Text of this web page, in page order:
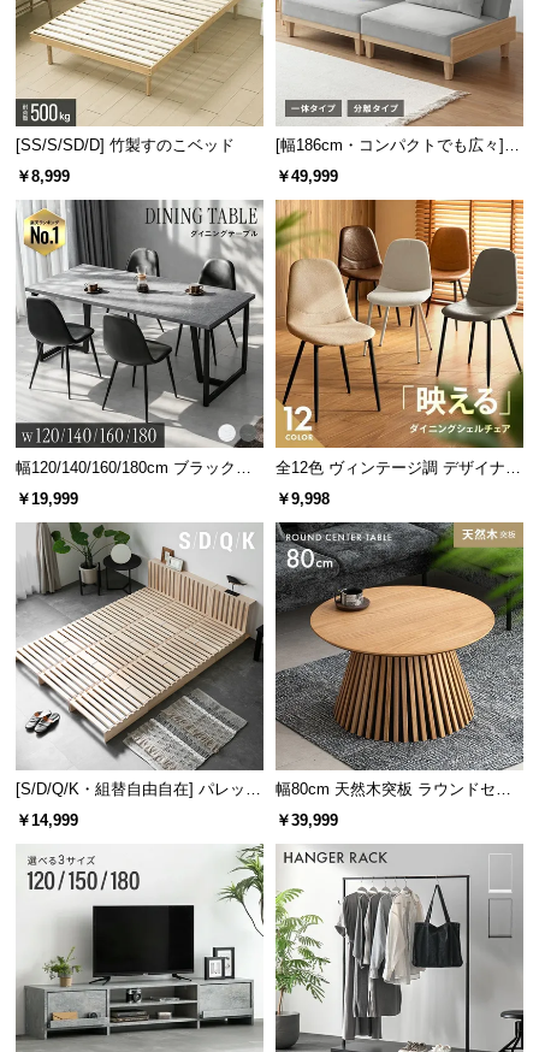
[SS/S/SD/D] 竹製すのこベッド
￥8,999
[幅186cm・コンパクトでも広々] 3
人掛けソファベッド リクライニン
￥49,999
幅120/140/160/180cm ブラックフ
レーム ダイニング 大理石調 4人掛
￥19,999
全12色 ヴィンテージ調 デザイナー
ズシェルチェア
￥9,998
[S/D/Q/K・組替自由自在] パレット
ベッド 8/12/16枚セット
￥14,999
幅80cm 天然木突板 ラウンドセン
ターテーブル 美しい格子デザイン
￥39,999